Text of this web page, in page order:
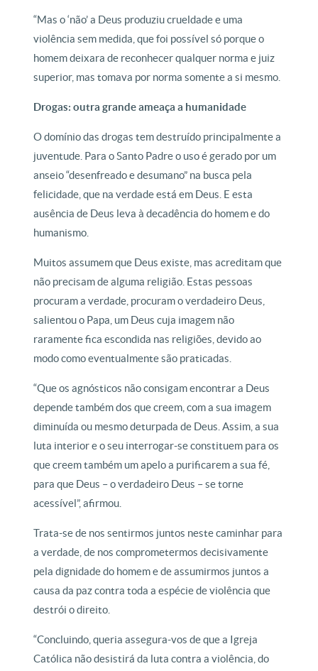
“Mas o ‘não’ a Deus produziu crueldade e uma
violência sem medida, que foi possível só porque o
homem deixara de reconhecer qualquer norma e juiz
superior, mas tomava por norma somente a si mesmo.
Drogas: outra grande ameaça a humanidade
O domínio das drogas tem destruído principalmente a
juventude. Para o Santo Padre o uso é gerado por um
anseio “desenfreado e desumano” na busca pela
felicidade, que na verdade está em Deus. E esta
ausência de Deus leva à decadência do homem e do
humanismo.
Muitos assumem que Deus existe, mas acreditam que
não precisam de alguma religião. Estas pessoas
procuram a verdade, procuram o verdadeiro Deus,
salientou o Papa, um Deus cuja imagem não
raramente fica escondida nas religiões, devido ao
modo como eventualmente são praticadas.
“Que os agnósticos não consigam encontrar a Deus
depende também dos que creem, com a sua imagem
diminuída ou mesmo deturpada de Deus. Assim, a sua
luta interior e o seu interrogar-se constituem para os
que creem também um apelo a purificarem a sua fé,
para que Deus – o verdadeiro Deus – se torne
acessível”, afirmou.
Trata-se de nos sentirmos juntos neste caminhar para
a verdade, de nos comprometermos decisivamente
pela dignidade do homem e de assumirmos juntos a
causa da paz contra toda a espécie de violência que
destrói o direito.
“Concluindo, queria assegura-vos de que a Igreja
Católica não desistirá da luta contra a violência, do